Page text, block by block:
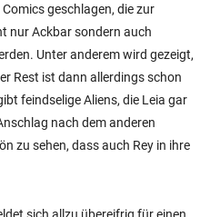
geschlagen, die zur
nur Ackbar sondern auch
Unter anderem wird gezeigt,
Rest ist dann allerdings schon
feindselige Aliens, die Leia gar
nach dem anderen
zu sehen, dass auch Rey in ihre